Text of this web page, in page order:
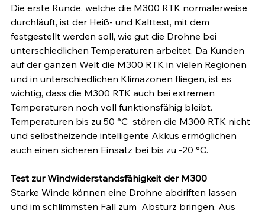
Die erste Runde, welche die M300 RTK normalerweise
durchläuft, ist der Heiß- und Kalttest, mit dem
festgestellt werden soll, wie gut die Drohne bei
unterschiedlichen Temperaturen arbeitet. Da Kunden
auf der ganzen Welt die M300 RTK in vielen Regionen
und in unterschiedlichen Klimazonen fliegen, ist es
wichtig, dass die M300 RTK auch bei extremen
Temperaturen noch voll funktionsfähig bleibt.
Temperaturen bis zu 50 °C  stören die M300 RTK nicht
und selbstheizende intelligente Akkus ermöglichen
auch einen sicheren Einsatz bei bis zu -20 °C.
Test zur Windwiderstandsfähigkeit der M300
Starke Winde können eine Drohne abdriften lassen
und im schlimmsten Fall zum  Absturz bringen. Aus